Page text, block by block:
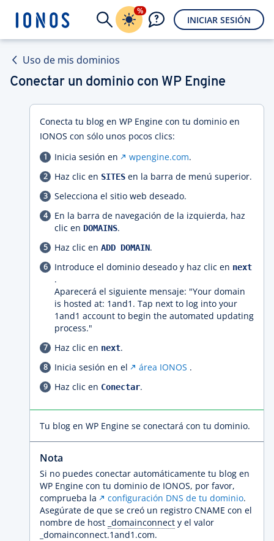
%
INICIAR SESIÓN
Uso de mis dominios
Conectar un dominio con WP Engine
Conecta tu blog en WP Engine con tu dominio en
IONOS con sólo unos pocos clics:
Inicia sesión en
wpengine.com.
Haz clic en SITES en la barra de menú superior.
Selecciona el sitio web deseado.
En la barra de navegación de la izquierda, haz
clic en DOMAINS.
Haz clic en ADD DOMAIN.
Introduce el dominio deseado y haz clic en next
.
Aparecerá el siguiente mensaje: "Your domain
is hosted at: 1and1. Tap next to log into your
1and1 account to begin the automated updating
process."
Haz clic en next.
Inicia sesión en el
área IONOS .
Haz clic en Conectar.
Tu blog en WP Engine se conectará con tu dominio.
Nota
Si no puedes conectar automáticamente tu blog en
WP Engine con tu dominio de IONOS, por favor,
comprueba la
configuración DNS de tu dominio.
Asegúrate de que se creó un registro CNAME con el
nombre de host _domainconnect y el valor
_domainconnect.1and1.com.